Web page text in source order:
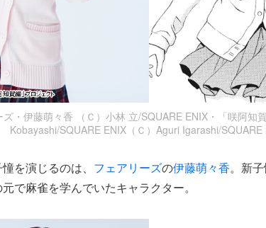
・伊藤萌々香 （Ｃ）小林 立/SQUARE ENIX・「咲阿知
Kobayashi/SQUARE ENIX（Ｃ）Aguri Igarashi/SQUARE
を演じるのは、 フェアリーズの伊藤萌々香。新
で麻雀を学んでいたキャラクター。